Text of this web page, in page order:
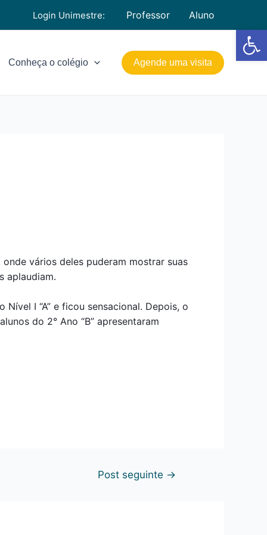
Login Unimestre: Professor Aluno
Conheça o colégio Agende uma visita
vários deles puderam mostrar suas
aplaudiam.
I “A” e ficou sensacional. Depois, o
do 2° Ano “B” apresentaram
Post seguinte →
Barra de